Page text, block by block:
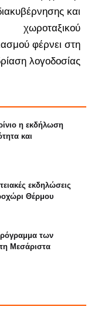
και
χωροταξικού
φέρνει στη
λογοδοσίας
η εκδήλωση
και
εκδηλώσεις
Θέρμου
των
Μεσάριστα